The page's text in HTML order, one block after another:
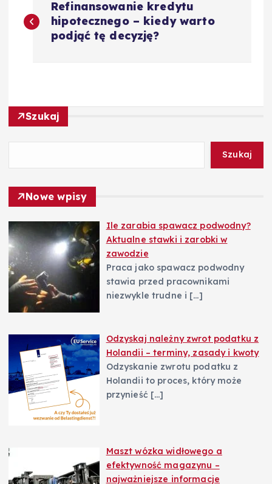
a
g
a
c
j
a
w
p
s
u
Refinansowanie kredytu
hipotecznego – kiedy warto
podjąć tę decyzję?
Szukaj
Szukaj
Nowe wpisy
Ile zarabia spawacz podwodny?
Aktualne stawki i zarobki w
zawodzie
Praca jako spawacz podwodny
stawia przed pracownikami
niezwykle trudne i […]
Odzyskaj należny zwrot podatku z
Holandii – terminy, zasady i kwoty
Odzyskanie zwrotu podatku z
Holandii to proces, który może
przynieść […]
Maszt wózka widłowego a
efektywność magazynu –
najważniejsze informacje